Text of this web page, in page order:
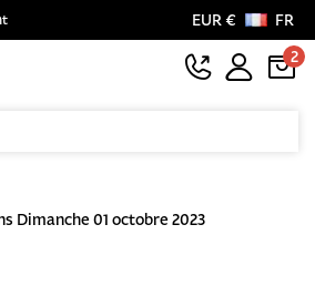
EUR €
FR
2
Dimanche 01 octobre 2023